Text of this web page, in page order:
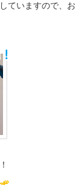
ていますので、お